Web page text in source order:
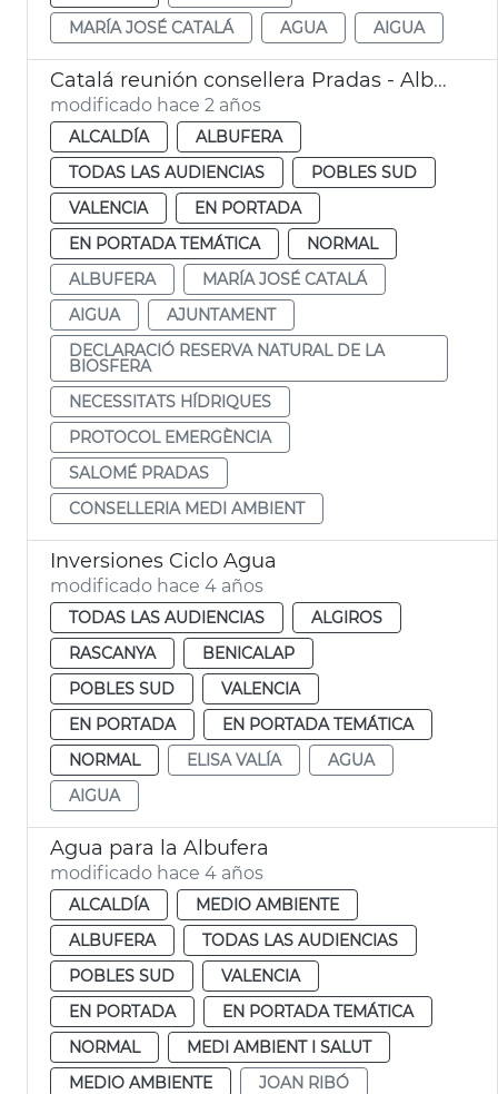
MARÍA JOSÉ CATALÁ
AGUA AIGUA
Catalá reunión consellera Pradas - Albufera
modificado hace 2 años
ALCALDÍA
ALBUFERA
TODAS LAS AUDIENCIAS
POBLES SUD
VALENCIA
EN PORTADA
EN PORTADA TEMÁTICA
NORMAL
ALBUFERA
MARÍA JOSÉ CATALÁ
AIGUA
AJUNTAMENT
DECLARACIÓ RESERVA NATURAL DE LA
BIOSFERA
NECESSITATS HÍDRIQUES
PROTOCOL EMERGÈNCIA
SALOMÉ PRADAS
CONSELLERIA MEDI AMBIENT
Inversiones Ciclo Agua
modificado hace 4 años
TODAS LAS AUDIENCIAS
ALGIROS
RASCANYA
BENICALAP
POBLES SUD
VALENCIA
EN PORTADA
EN PORTADA TEMÁTICA
NORMAL
ELISA VALÍA
AGUA
AIGUA
Agua para la Albufera
modificado hace 4 años
ALCALDÍA
MEDIO AMBIENTE
ALBUFERA
TODAS LAS AUDIENCIAS
POBLES SUD
VALENCIA
EN PORTADA
EN PORTADA TEMÁTICA
NORMAL
MEDI AMBIENT I SALUT
MEDIO AMBIENTE
JOAN RIBÓ